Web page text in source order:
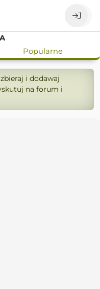
Popularne
i dodawaj
na forum i